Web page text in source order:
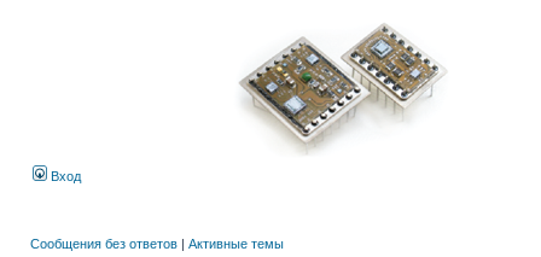
Вход
Сообщения без ответов | Активные темы